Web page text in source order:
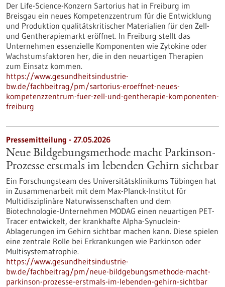
Der Life-Science-Konzern Sartorius hat in Freiburg im
Breisgau ein neues Kompetenzzentrum für die Entwicklung
und Produktion qualitätskritischer Materialien für den Zell-
und Gentherapiemarkt eröffnet. In Freiburg stellt das
Unternehmen essenzielle Komponenten wie Zytokine oder
Wachstumsfaktoren her, die in den neuartigen Therapien
zum Einsatz kommen.
https://www.gesundheitsindustrie-
bw.de/fachbeitrag/pm/sartorius-eroeffnet-neues-
kompetenzzentrum-fuer-zell-und-gentherapie-komponenten-
freiburg
Pressemitteilung - 27.05.2026
Neue Bildgebungsmethode macht Parkinson-
Prozesse erstmals im lebenden Gehirn sichtbar
Ein Forschungsteam des Universitätsklinikums Tübingen hat
in Zusammenarbeit mit dem Max-Planck-Institut für
Multidisziplinäre Naturwissenschaften und dem
Biotechnologie-Unternehmen MODAG einen neuartigen PET-
Tracer entwickelt, der krankhafte Alpha-Synuclein-
Ablagerungen im Gehirn sichtbar machen kann. Diese spielen
eine zentrale Rolle bei Erkrankungen wie Parkinson oder
Multisystematrophie.
https://www.gesundheitsindustrie-
bw.de/fachbeitrag/pm/neue-bildgebungsmethode-macht-
parkinson-prozesse-erstmals-im-lebenden-gehirn-sichtbar